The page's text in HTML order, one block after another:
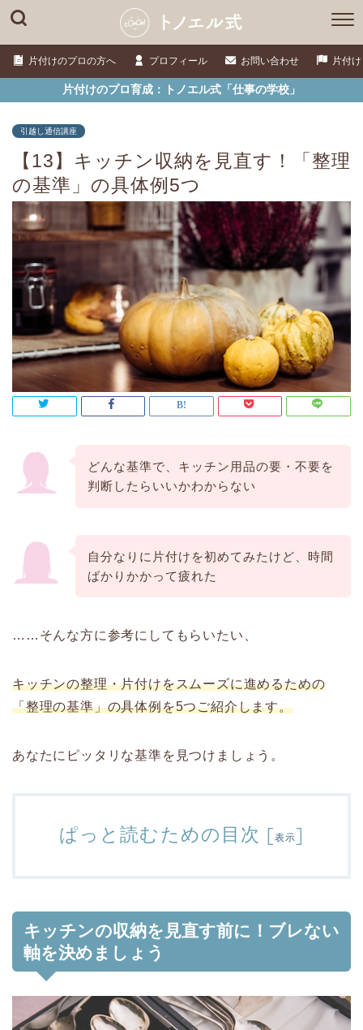
片付けのプロの方へ プロフィール お問い合わせ 片付
片付けのプロ育成：トノエル式「仕事の学校」
引越し通信講座
【13】キッチン収納を見直す！「整理
の基準」の具体例5つ
どんな基準で、キッチン用品の要・不要を
判断したらいいかわからない
自分なりに片付けを初めてみたけど、時間
ばかりかかって疲れた
……そんな方に参考にしてもらいたい、
キッチンの整理・片付けをスムーズに進めるための
「整理の基準」の具体例を5つご紹介します。
あなたにピッタリな基準を見つけましょう。
ぱっと読むための目次 [表示]
キッチンの収納を見直す前に！ブレない
軸を決めましょう